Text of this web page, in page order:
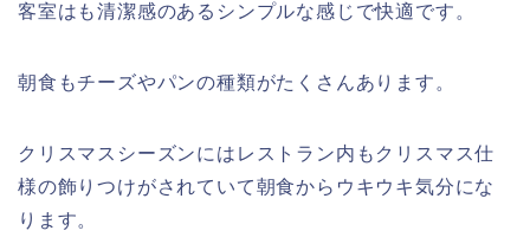
客室はも清潔感のあるシンプルな感じで快適です。
朝食もチーズやパンの種類がたくさんあります。
クリスマスシーズンにはレストラン内もクリスマス仕
様の飾りつけがされていて朝食からウキウキ気分にな
ります。